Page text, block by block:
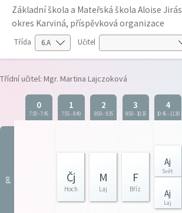
Základní škola a Mateřská škola Aloise
okres Karviná, příspěvková organizace
Třída Učitel
Třídní učitel: Mgr. Martina Lajczoková
0
7:00-7:45
1
7:55-8:40
2
8:50-9:35
3
9:50- 10:35
4
10:45-11:30
po Čj
Hoch
M
Laj
F
Bříz
Aj
Svět
Aj
Laj